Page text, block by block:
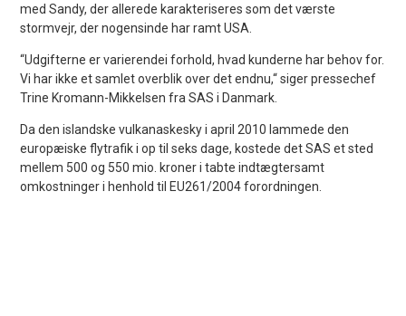
med Sandy, der allerede karakteriseres som det værste
stormvejr, der nogensinde har ramt USA.
“Udgifterne er varierendei forhold, hvad kunderne har behov for.
Vi har ikke et samlet overblik over det endnu,“ siger pressechef
Trine Kromann-Mikkelsen fra SAS i Danmark.
Da den islandske vulkanaskesky i april 2010 lammede den
europæiske flytrafik i op til seks dage, kostede det SAS et sted
mellem 500 og 550 mio. kroner i tabte indtægtersamt
omkostninger i henhold til EU261/2004 forordningen.